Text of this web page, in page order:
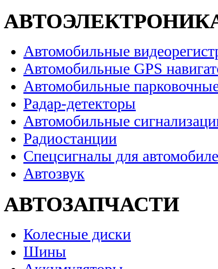
Автомобильные
Автомобильные GPS
Автомобильные
Радар-детекторы
Автомобильные
Радиостанции
Спецсигналы для
Автозвук
АВТОЗАПЧАСТИ
Колесные диски
Шины